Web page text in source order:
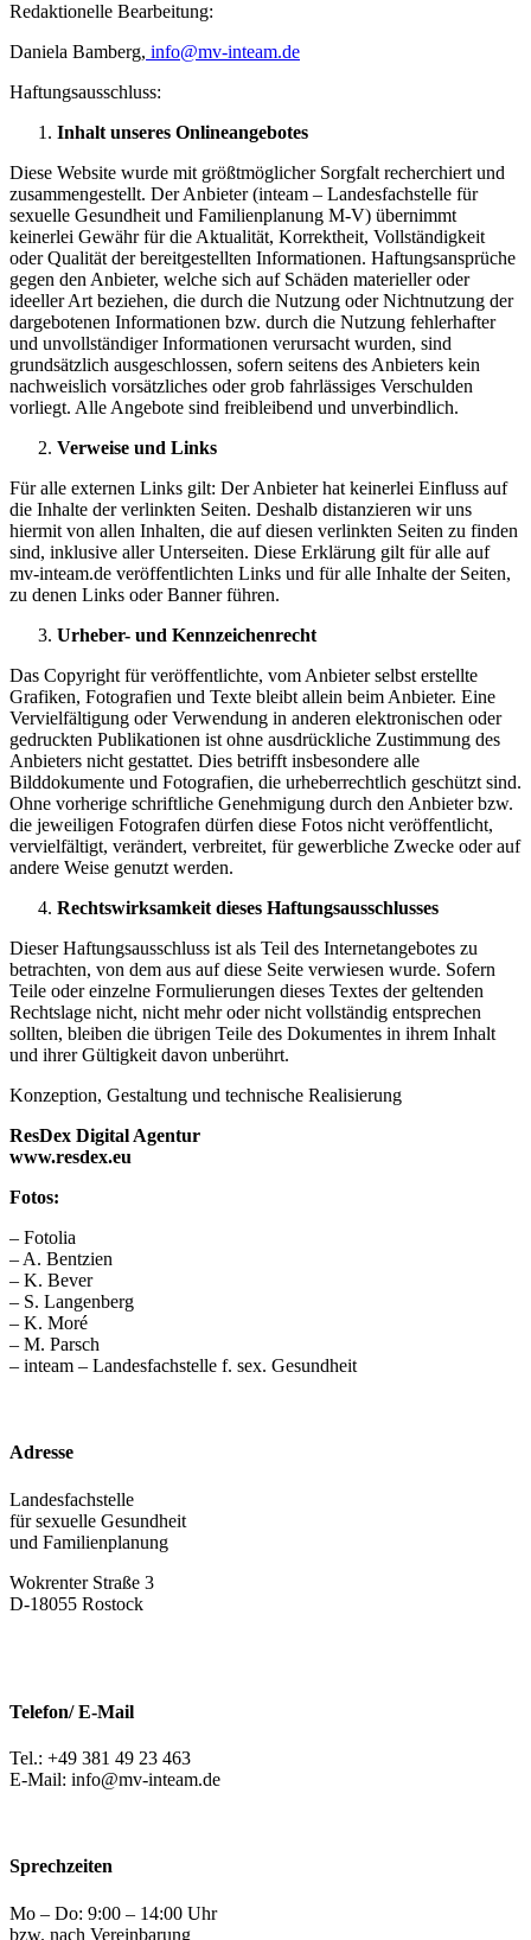
Redaktionelle Bearbeitung:
Daniela Bamberg, info@mv-inteam.de
Haftungsausschluss:
Inhalt unseres Onlineangebotes
Diese Website wurde mit größtmöglicher Sorgfalt recherchiert und
zusammengestellt. Der Anbieter (inteam – Landesfachstelle für
sexuelle Gesundheit und Familienplanung M-V) übernimmt
keinerlei Gewähr für die Aktualität, Korrektheit, Vollständigkeit
oder Qualität der bereitgestellten Informationen. Haftungsansprüche
gegen den Anbieter, welche sich auf Schäden materieller oder
ideeller Art beziehen, die durch die Nutzung oder Nichtnutzung der
dargebotenen Informationen bzw. durch die Nutzung fehlerhafter
und unvollständiger Informationen verursacht wurden, sind
grundsätzlich ausgeschlossen, sofern seitens des Anbieters kein
nachweislich vorsätzliches oder grob fahrlässiges Verschulden
vorliegt. Alle Angebote sind freibleibend und unverbindlich.
Verweise und Links
Für alle externen Links gilt: Der Anbieter hat keinerlei Einfluss auf
die Inhalte der verlinkten Seiten. Deshalb distanzieren wir uns
hiermit von allen Inhalten, die auf diesen verlinkten Seiten zu finden
sind, inklusive aller Unterseiten. Diese Erklärung gilt für alle auf
mv-inteam.de veröffentlichten Links und für alle Inhalte der Seiten,
zu denen Links oder Banner führen.
Urheber- und Kennzeichenrecht
Das Copyright für veröffentlichte, vom Anbieter selbst erstellte
Grafiken, Fotografien und Texte bleibt allein beim Anbieter. Eine
Vervielfältigung oder Verwendung in anderen elektronischen oder
gedruckten Publikationen ist ohne ausdrückliche Zustimmung des
Anbieters nicht gestattet. Dies betrifft insbesondere alle
Bilddokumente und Fotografien, die urheberrechtlich geschützt sind.
Ohne vorherige schriftliche Genehmigung durch den Anbieter bzw.
die jeweiligen Fotografen dürfen diese Fotos nicht veröffentlicht,
vervielfältigt, verändert, verbreitet, für gewerbliche Zwecke oder auf
andere Weise genutzt werden.
Rechtswirksamkeit dieses Haftungsausschlusses
Dieser Haftungsausschluss ist als Teil des Internetangebotes zu
betrachten, von dem aus auf diese Seite verwiesen wurde. Sofern
Teile oder einzelne Formulierungen dieses Textes der geltenden
Rechtslage nicht, nicht mehr oder nicht vollständig entsprechen
sollten, bleiben die übrigen Teile des Dokumentes in ihrem Inhalt
und ihrer Gültigkeit davon unberührt.
Konzeption, Gestaltung und technische Realisierung
ResDex Digital Agentur
www.resdex.eu
Fotos:
– Fotolia
– A. Bentzien
– K. Bever
– S. Langenberg
– K. Moré
– M. Parsch
– inteam – Landesfachstelle f. sex. Gesundheit
Adresse
Landesfachstelle
für sexuelle Gesundheit
und Familienplanung
Wokrenter Straße 3
D-18055 Rostock
Telefon/ E-Mail
Tel.: +49 381 49 23 463
E-Mail: info@mv-inteam.de
Sprechzeiten
Mo – Do: 9:00 – 14:00 Uhr
bzw. nach Vereinbarung